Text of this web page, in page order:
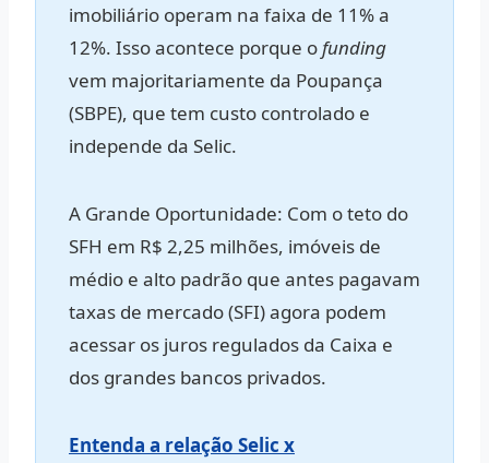
imobiliário operam na faixa de 11% a
12%. Isso acontece porque ofunding
vem majoritariamente da Poupança
(SBPE), que tem custo controlado e
independe da Selic.
A Grande Oportunidade: Com o teto do
SFH em R$ 2,25 milhões, imóveis de
médio e alto padrão que antes pagavam
taxas de mercado (SFI) agora podem
acessar os juros regulados da Caixa e
dos grandes bancos privados.
Entenda a relação Selic x